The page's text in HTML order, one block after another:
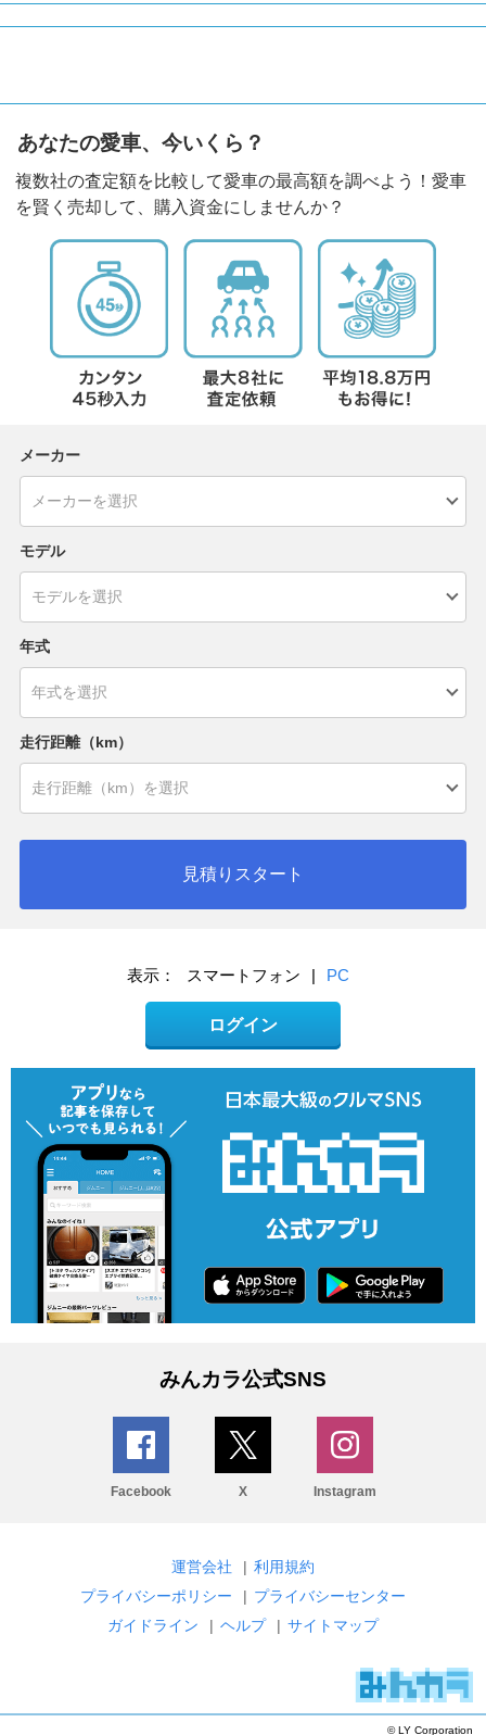
あなたの愛車、今いくら？
複数社の査定額を比較して愛車の最高額を調べよう！愛車
を賢く売却して、購入資金にしませんか？
メーカー
モデル
年式
走行距離（km）
見積りスタート
表示： スマートフォン | PC
ログイン
みんカラ公式SNS
Facebook X Instagram
運営会社 | 利用規約
プライバシーポリシー
| プライバシーセンター
ガイドライン
| ヘルプ | サイトマップ
© LY Corporation